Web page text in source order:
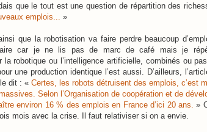
que le tout est une question de répartition des
emplois... »
que la robotisation va faire perdre beaucoup
car je ne lis pas de marc de café mais je
la robotique ou l’intelligence artificielle, combinés ou
une production identique l’est aussi. D’ailleurs,
dit : « Certes, les robots détruisent des emplois, c’est
Selon l’Organisation de coopération et de
environ 16 % des emplois en France d’ici 20 ans.»
mois avec la crise. Il faut relativiser si on a envie.